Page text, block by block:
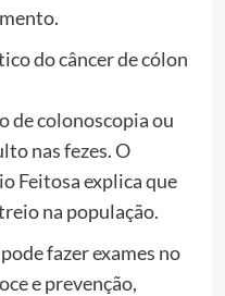
do câncer de cólon
de colonoscopia ou
nas fezes. O
Feitosa explica que
na população.
fazer exames no
e prevenção,